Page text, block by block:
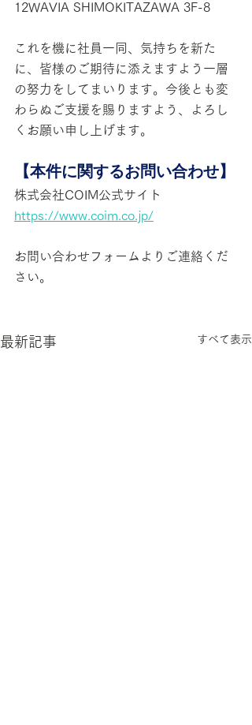
12WAVIA SHIMOKITAZAWA 3F-8
これを機に社員一同、気持ちを新た
に、皆様のご期待に添えますよう一層
の努力をしてまいります。今後とも変
わらぬご支援を賜りますよう、よろし
くお願い申し上げます。
【本件に関するお問い合わせ】
株式会社COIM公式サイト
https://www.coim.co.jp/
お問い合わせフォームよりご連絡くだ
さい。
最新記事 すべて表示